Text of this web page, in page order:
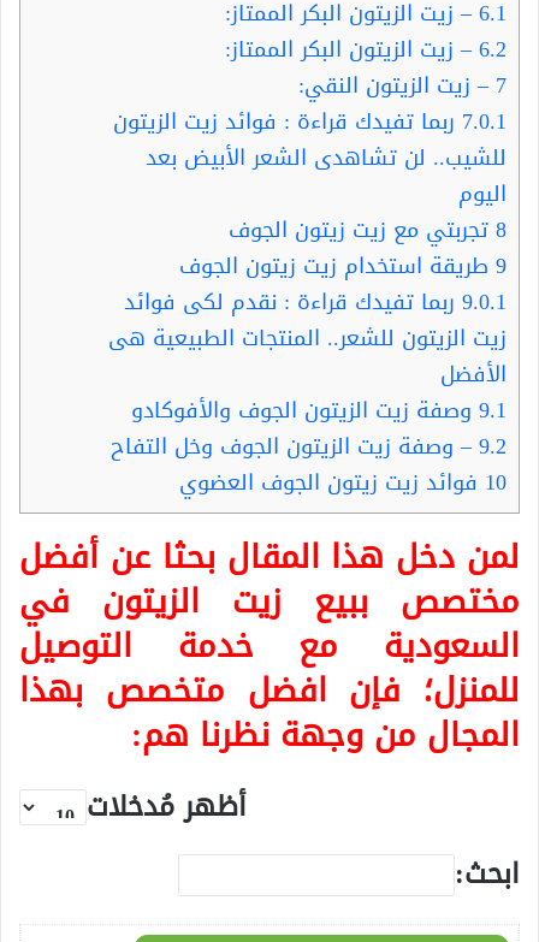
6.1– زيت الزيتون البكر الممتاز:
6.2– زيت الزيتون البكر الممتاز:
7– زيت الزيتون النقي:
7.0.1 ربما تفيدك قراءة : فوائد زيت الزيتون
للشيب.. لن تشاهدى الشعر الأبيض بعد
اليوم
8تجربتي مع زيت زيتون الجوف
9 طريقة استخدام زيت زيتون الجوف
9.0.1 ربما تفيدك قراءة : نقدم لكى فوائد
زيت الزيتون للشعر.. المنتجات الطبيعية هى
الأفضل
9.1 وصفة زيت الزيتون الجوف والأفوكادو
9.2– وصفة زيت الزيتون الجوف وخل التفاح
10 فوائد زيت زيتون الجوف العضوي
لمن دخل هذا المقال بحثا عن أفضل
مختصص ببيع زيت الزيتون في
السعودية مع خدمة التوصيل
للمنزل؛ فإن افضل متخصص بهذا
المجال من وجهة نظرنا هم:
أظهر مُدخلات
ابحث: